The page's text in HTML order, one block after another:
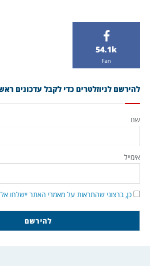
54.1k
Fan
להירשם לניוזלטרים כדי לקבל עדכונים
שם
אימייל
כן, ברצוני שהתראות על מאמרי האתר יישלחו אל